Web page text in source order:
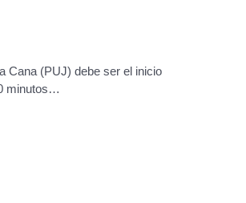
Cana (PUJ) debe ser el inicio
minutos…